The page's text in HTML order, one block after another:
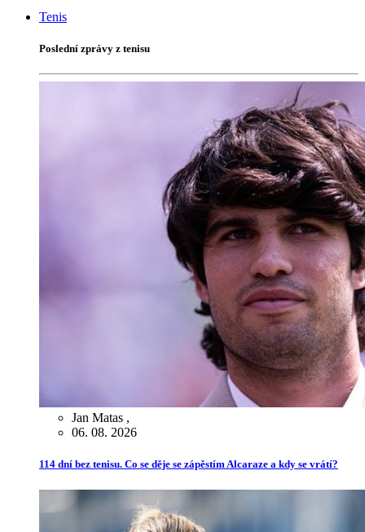
Tenis
Poslední zprávy z tenisu
Jan Matas ,
06. 08. 2026
114 dní bez tenisu. Co se děje se zápěstím Alcaraze a kdy se vrátí?